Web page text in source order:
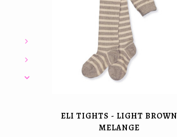
ELI TIGHTS - LIGHT BROWN
MELANGE